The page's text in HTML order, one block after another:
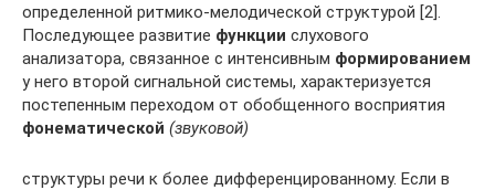
определенной ритмико-мелодической структурой [2].
Последующее развитие функции слухового
анализатора, связанное с интенсивным формированием
у него второй сигнальной системы, характеризуется
постепенным переходом от обобщенного восприятия
фонематической (звуковой)
структуры речи к более дифференцированному. Если в